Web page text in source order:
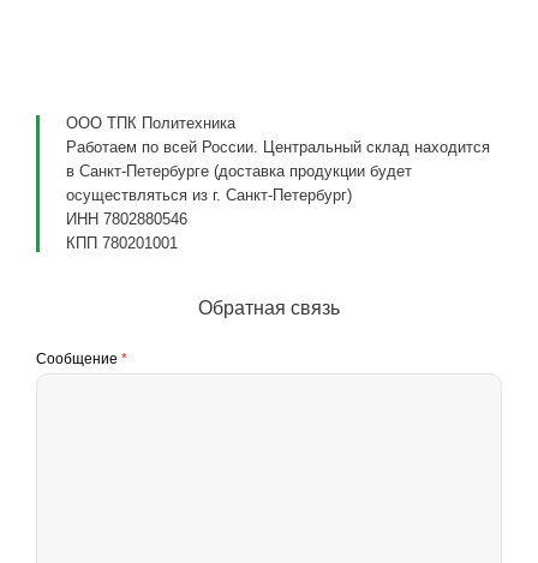
ООО ТПК Политехника
Работаем по всей России. Центральный склад находится
в Санкт-Петербурге (доставка продукции будет
осуществляться из г. Санкт-Петербург)
ИНН 7802880546
КПП 780201001
Обратная связь
Сообщение *